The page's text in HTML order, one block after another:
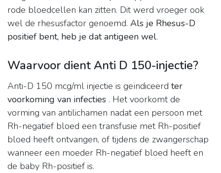
rode bloedcellen kan zitten. Dit werd vroeger ook
wel de rhesusfactor genoemd. Als je Rhesus-D
positief bent, heb je dat antigeen wel.
Waarvoor dient Anti D 150-injectie?
Anti-D 150 mcg/ml injectie is geïndiceerd ter
voorkoming van infecties . Het voorkomt de
vorming van antilichamen nadat een persoon met
Rh-negatief bloed een transfusie met Rh-positief
bloed heeft ontvangen, of tijdens de zwangerschap
wanneer een moeder Rh-negatief bloed heeft en
de baby Rh-positief is.